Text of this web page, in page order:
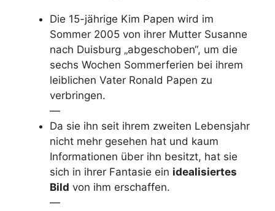
Die 15-jährige Kim Papen wird im
Sommer 2005 von ihrer Mutter Susanne
nach Duisburg „abgeschoben“, um die
sechs Wochen Sommerferien bei ihrem
leiblichen Vater Ronald Papen zu
verbringen.
—
Da sie ihn seit ihrem zweiten Lebensjahr
nicht mehr gesehen hat und kaum
Informationen über ihn besitzt, hat sie
sich in ihrer Fantasie ein idealisiertes
Bild von ihm erschaffen.
—